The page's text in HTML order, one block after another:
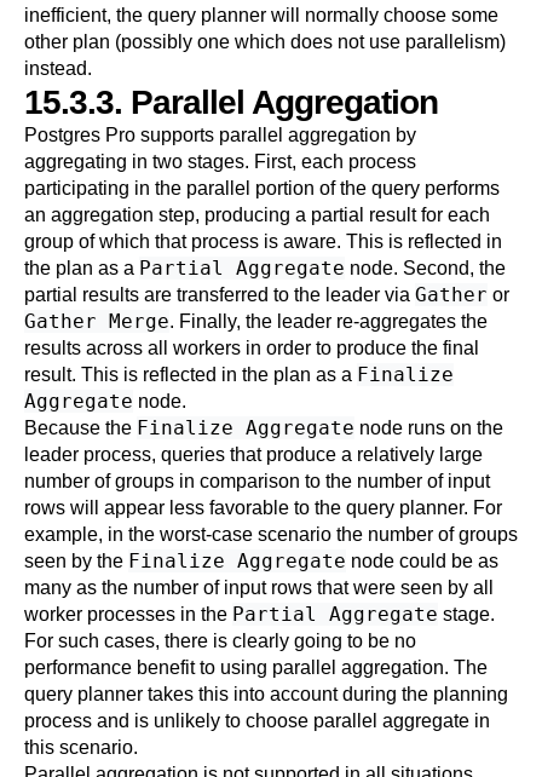
inefficient, the query planner will normally choose some
other plan (possibly one which does not use parallelism)
instead.
15.3.3. Parallel Aggregation
Postgres Pro supports parallel aggregation by
aggregating in two stages. First, each process
participating in the parallel portion of the query performs
an aggregation step, producing a partial result for each
group of which that process is aware. This is reflected in
the plan as a Partial Aggregate node. Second, the
partial results are transferred to the leader via Gather or
Gather Merge. Finally, the leader re-aggregates the
results across all workers in order to produce the final
result. This is reflected in the plan as a Finalize
Aggregate node.
Because the Finalize Aggregate node runs on the
leader process, queries that produce a relatively large
number of groups in comparison to the number of input
rows will appear less favorable to the query planner. For
example, in the worst-case scenario the number of groups
seen by the Finalize Aggregate node could be as
many as the number of input rows that were seen by all
worker processes in the Partial Aggregate stage.
For such cases, there is clearly going to be no
performance benefit to using parallel aggregation. The
query planner takes this into account during the planning
process and is unlikely to choose parallel aggregate in
this scenario.